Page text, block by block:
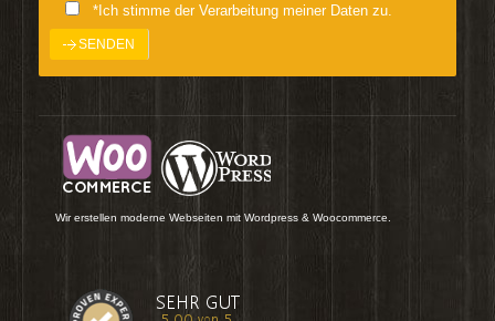
*Ich stimme der Verarbeitung meiner Daten zu.
Wir erstellen moderne Webseiten mit Wordpress & Woocommerce.